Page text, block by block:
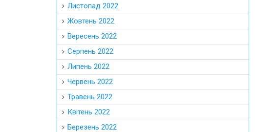
Листопад 2022
Жовтень 2022
Вересень 2022
Серпень 2022
Липень 2022
Червень 2022
Травень 2022
Квітень 2022
Березень 2022